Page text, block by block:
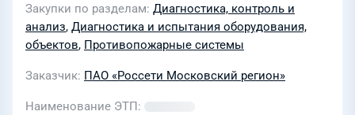
эксплуатируемых на объектах
Московских высоковольтных сетей
регион» в 2026 году
Закупки по разделам Диагностика, контроль и
анализ, Диагностика и испытания оборудования,
объектов, Противопожарные системы
Заказчик ПАО «Россети Московский регион»
Наименование ЭТП